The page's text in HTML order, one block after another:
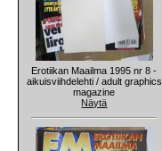
Erotiikan Maailma 1995 nr 8 -
aikuisviihdelehti / adult graphics
magazine
Näytä